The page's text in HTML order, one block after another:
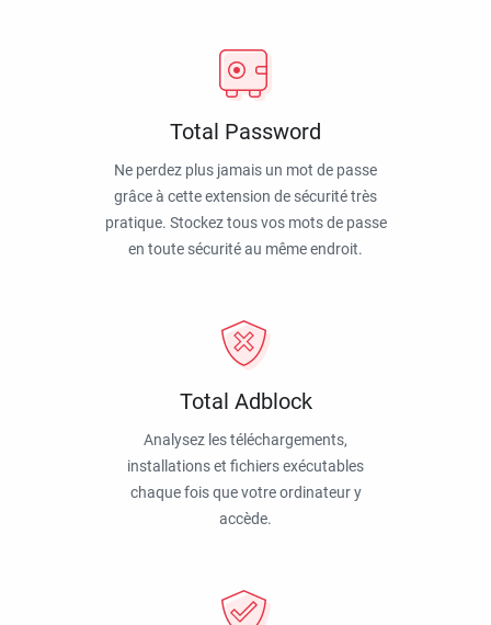
Total Password
Ne perdez plus jamais un mot de passe
grâce à cette extension de sécurité très
pratique. Stockez tous vos mots de passe
en toute sécurité au même endroit.
Total Adblock
Analysez les téléchargements,
installations et fichiers exécutables
chaque fois que votre ordinateur y
accède.